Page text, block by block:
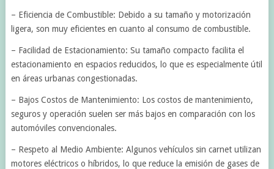
– Eficiencia de Combustible: Debido a su tamaño y motorización
ligera, son muy eficientes en cuanto al consumo de combustible.
– Facilidad de Estacionamiento: Su tamaño compacto facilita el
estacionamiento en espacios reducidos, lo que es especialmente útil
en áreas urbanas congestionadas.
– Bajos Costos de Mantenimiento: Los costos de mantenimiento,
seguros y operación suelen ser más bajos en comparación con los
automóviles convencionales.
– Respeto al Medio Ambiente: Algunos vehículos sin carnet utilizan
motores eléctricos o híbridos, lo que reduce la emisión de gases de